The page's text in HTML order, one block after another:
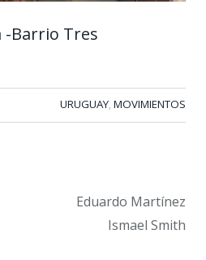
-Barrio Tres
URUGUAY, MOVIMIENTOS
Eduardo Martínez
Ismael Smith